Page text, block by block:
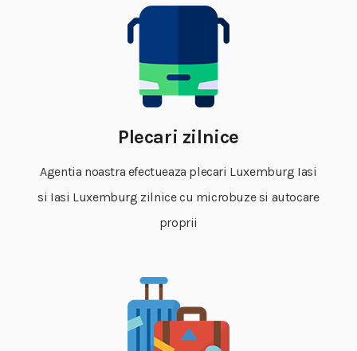
Plecari zilnice
Agentia noastra efectueaza plecari Luxemburg Iasi
si Iasi Luxemburg zilnice cu microbuze si autocare
proprii